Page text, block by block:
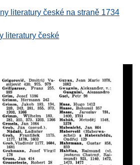
literatury české na straně 1734
literatury české